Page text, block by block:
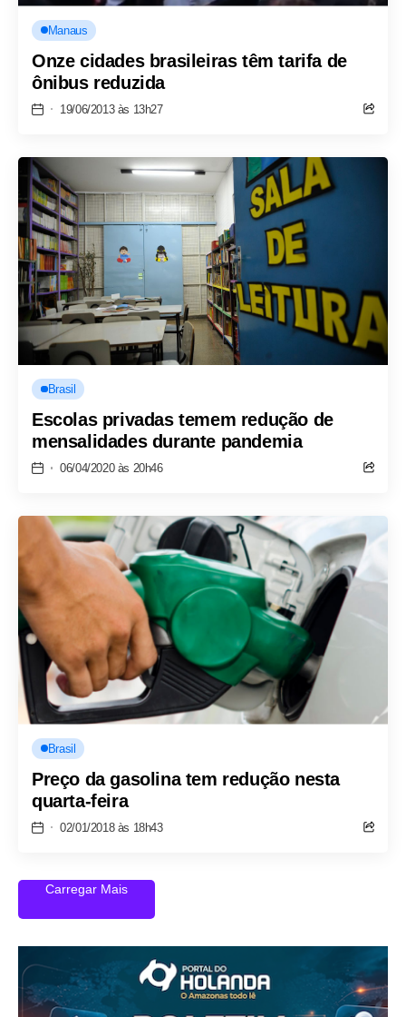
Manaus
Onze cidades brasileiras têm tarifa de
ônibus reduzida
19/06/2013 às 13h27
Brasil
Escolas privadas temem redução de
mensalidades durante pandemia
06/04/2020 às 20h46
Brasil
Preço da gasolina tem redução nesta
quarta-feira
02/01/2018 às 18h43
Carregar Mais